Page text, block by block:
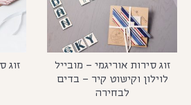
זוג סירות אוריגמי – מובייל
לוילון וקישוט קיר – בדים
לבחירה
זוג